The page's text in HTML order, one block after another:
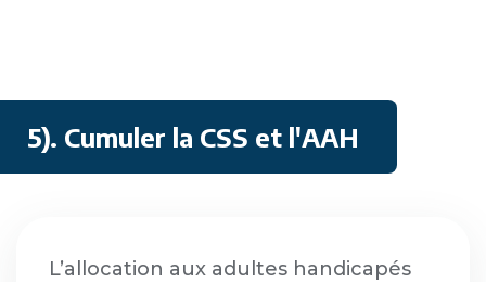
5). Cumuler la CSS et l'AAH
L’allocation aux adultes handicapés